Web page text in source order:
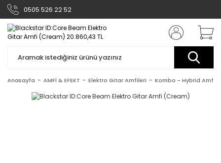
0505 526 22 52
Anasayfa AMFİ & EFEKT Elektro Gitar Amfileri Kombo - Hybrid